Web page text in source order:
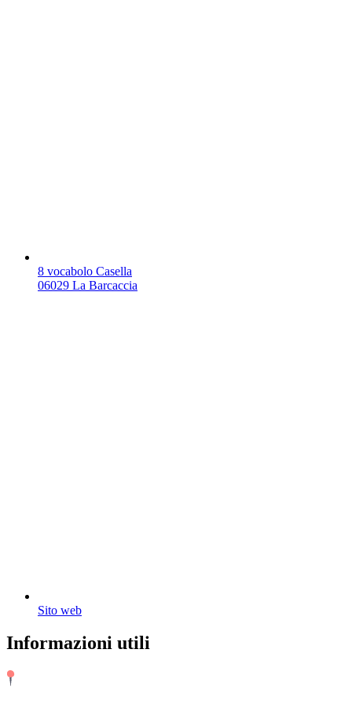
8 vocabolo Casella
06029 La Barcaccia
Sito web
Informazioni utili